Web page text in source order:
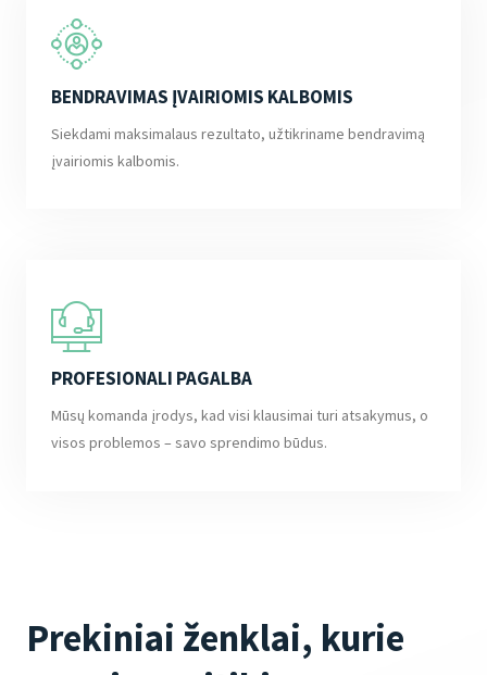
BENDRAVIMAS ĮVAIRIOMIS KALBOMIS
Siekdami maksimalaus rezultato, užtikriname bendravimą
įvairiomis kalbomis.
PROFESIONALI PAGALBA
Mūsų komanda įrodys, kad visi klausimai turi atsakymus, o
visos problemos – savo sprendimo būdus.
Prekiniai ženklai, kurie